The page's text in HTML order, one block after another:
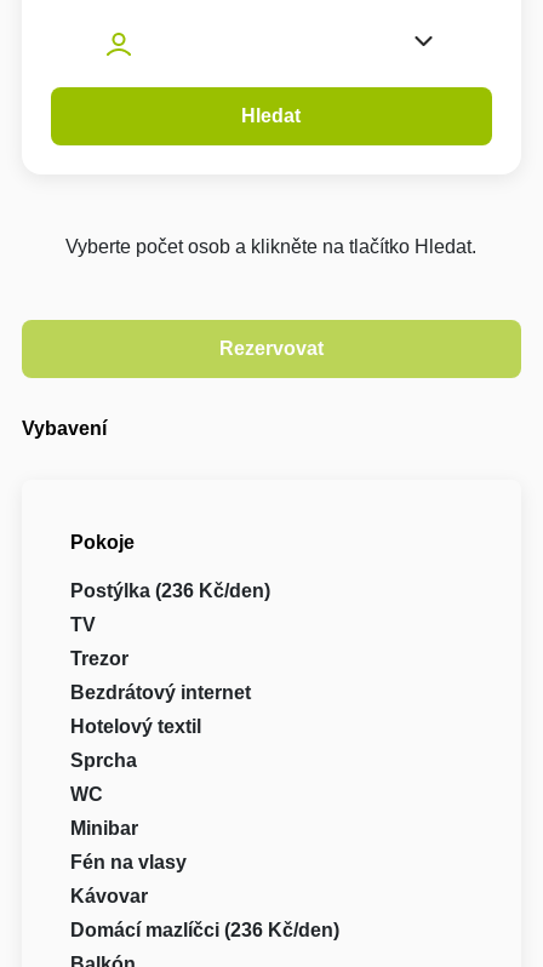
Hledat
Vyberte počet osob a klikněte na tlačítko Hledat.
Vybavení
Pokoje
Postýlka (236 Kč/den)
TV
Trezor
Bezdrátový internet
Hotelový textil
Sprcha
WC
Minibar
Fén na vlasy
Kávovar
Domácí mazlíčci (236 Kč/den)